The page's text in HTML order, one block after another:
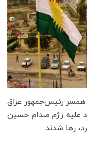
همسر رئیس‌جمهور عراق
خواسته شد علیه رژم صدام حسین
رها شدند.